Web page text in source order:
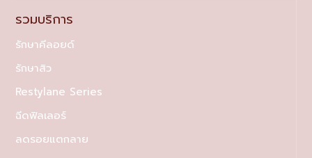
รวมบริการ
รักษาคีลอยด์
รักษาสิว
Restylane Series
ฉีดฟิลเลอร์
ลดรอยแตกลาย